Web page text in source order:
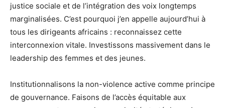
justice sociale et de l’intégration des voix longtemps
marginalisées. C’est pourquoi j’en appelle aujourd’hui à
tous les dirigeants africains : reconnaissez cette
interconnexion vitale. Investissons massivement dans le
leadership des femmes et des jeunes.
Institutionnalisons la non-violence active comme principe
de gouvernance. Faisons de l’accès équitable aux